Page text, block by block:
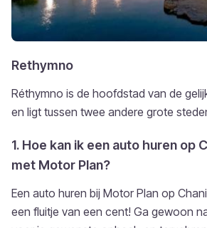
Rethymno
Réthymno is de hoofdstad van de
en ligt tussen twee andere grote
1. Hoe kan ik een auto huren op
met Motor Plan?
Een auto huren bij Motor Plan op
een fluitje van een cent! Ga gewoon